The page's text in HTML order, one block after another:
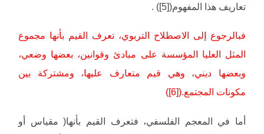
تعاريف هذا المفهوم([5]) .
فبالرجوع إلى الاصطلاح التربوي، تعرف القيم بأنها مجموع
المثل العليا المؤسسة على مبادئ وقوانين، بعضها وضعي،
وبعضها ديني، وهي قيم متعارف عليها، ومشتركة بين
مكونات المجتمع.([6])
أما في المعجم الفلسفي، فتعرف القيم بأنها( مقياس أو